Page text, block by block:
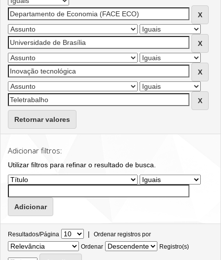
Retornar valores
Adicionar filtros:
Utilizar filtros para refinar o resultado de busca.
Resultados/Página | Ordenar registros por
Ordenar
Registro(s)